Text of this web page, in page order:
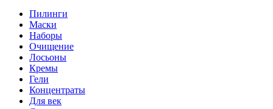
Пилинги
Маски
Наборы
Очищение
Лосьоны
Кремы
Гели
Концентраты
Для век